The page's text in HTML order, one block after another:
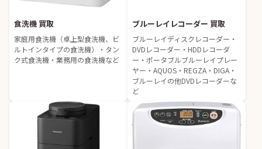
食洗機 買取
家庭用食洗機（卓上型食洗機、ビ
ルトインタイプの食洗機）・タン
ク式食洗機・業務用の食洗機など
ブルーレイレコーダー 買取
ブルーレイディスクレコーダー・
DVDレコーダー・HDDレコーダ
ー・ポータブルブルーレイプレー
ヤー・AQUOS・REGZA・DIGA・
ブルーレイの他DVDレコーダーな
ど